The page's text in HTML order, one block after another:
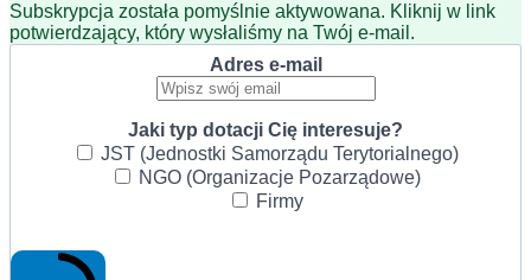
Subskrypcja została pomyślnie aktywowana. Kliknij w link
potwierdzający, który wysłaliśmy na Twój e-mail.
Adres e-mail
Jaki typ dotacji Cię interesuje?
JST (Jednostki Samorządu Terytorialnego)
NGO (Organizacje Pozarządowe)
Firmy